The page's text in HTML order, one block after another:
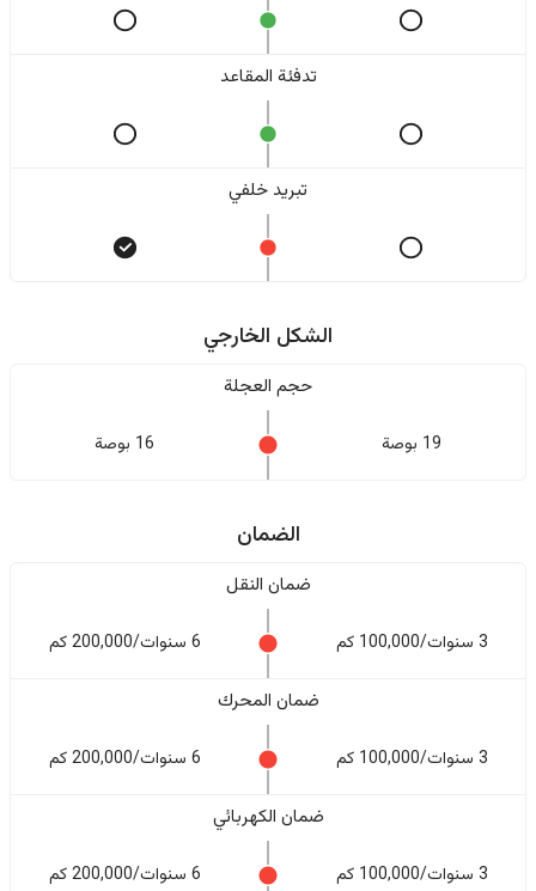
تدفئة المقاعد
تبريد خلفي
الشكل الخارجي
حجم العجلة
19 بوصة 16 بوصة
الضمان
ضمان النقل
3 سنوات/100,000 كم 6 سنوات/200,000 كم
ضمان المحرك
3 سنوات/100,000 كم 6 سنوات/200,000 كم
ضمان الكهربائي
3 سنوات/100,000 كم 6 سنوات/200,000 كم